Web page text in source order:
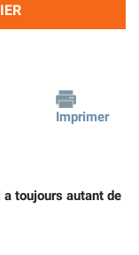
Imprimer
toujours autant de